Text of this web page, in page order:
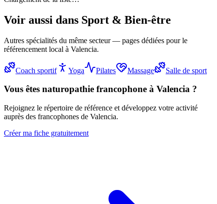
Voir aussi dans Sport & Bien-être
Autres spécialités du même secteur — pages dédiées pour le
référencement local à Valencia.
Coach sportif Yoga Pilates Massage Salle de sport
Vous êtes naturopathie francophone à Valencia ?
Rejoignez le répertoire de référence et développez votre activité
auprès des francophones de Valencia.
Créer ma fiche gratuitement